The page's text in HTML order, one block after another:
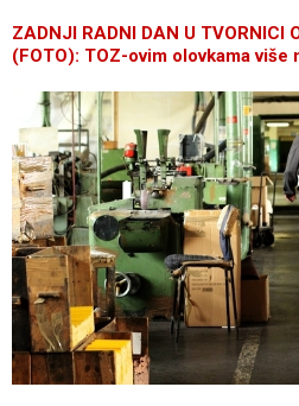
ZADNJI RADNI DAN U TVORNICI
(FOTO): TOZ-ovim olovkama